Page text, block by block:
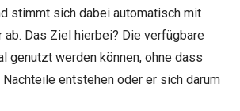
stimmt sich dabei automatisch mit
Das Ziel hierbei? Die verfügbare
genutzt werden können, ohne dass
Nachteile entstehen oder er sich darum